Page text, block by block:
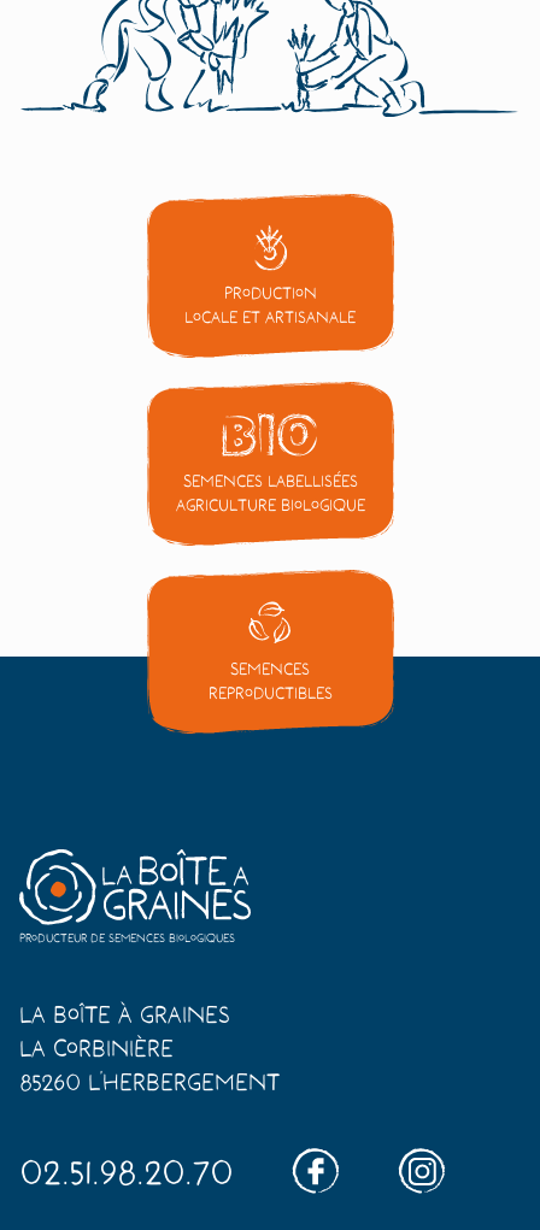
Production
locale et artisanale
Semences labellisées
Agriculture Biologique
Semences
reproductibles
Producteur de semences biologiques
La Boîte à Graines
La Corbinière
85260 L'Herbergement
02.51.98.20.70